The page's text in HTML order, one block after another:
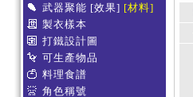
武器聚能 [效果] [材料]
製衣樣本
打鐵設計圖
可生產物品
料理食譜
角色稱號